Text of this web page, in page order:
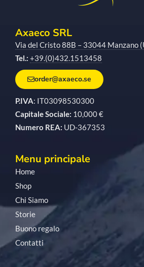
Axaeco SRL
Via del Cristo 88B – 33044 Manzano
Tel.: +39.(0)432.1513458
order@axaeco.se
P.IVA: IT03098530300
Capitale Sociale: 10,000 €
Numero REA: UD-367353
Menu principale
Home
Shop
Chi Siamo
Storie
Buono regalo
Contatti